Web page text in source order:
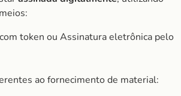
token ou Assinatura eletrônica pelo
ao fornecimento de material: